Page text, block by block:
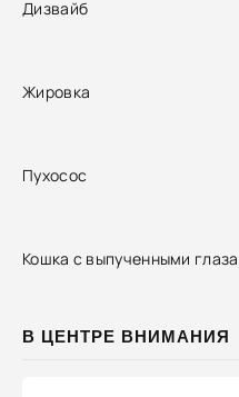
Дизвайб
Жировка
Пухосос
Кошка с выпученными
В ЦЕНТРЕ ВНИМАНИЯ